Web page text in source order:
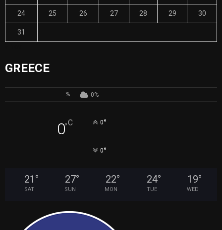
24 25 26 27 28 29 30
31
GREECE
% 0%
0°C 0°
0°
21 °
SAT
27°
SUN
22°
MON
24°
TUE
19°
WED